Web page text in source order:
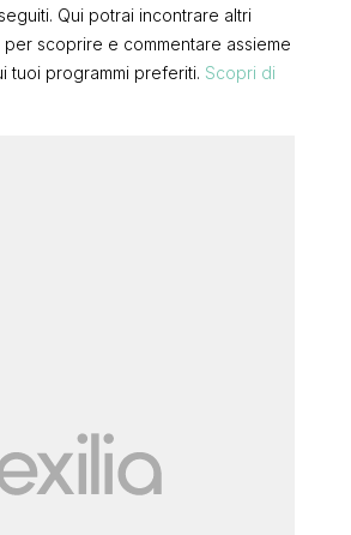
Qui potrai incontrare altri
scoprire e commentare assieme
tuoi programmi preferiti. Scopri di